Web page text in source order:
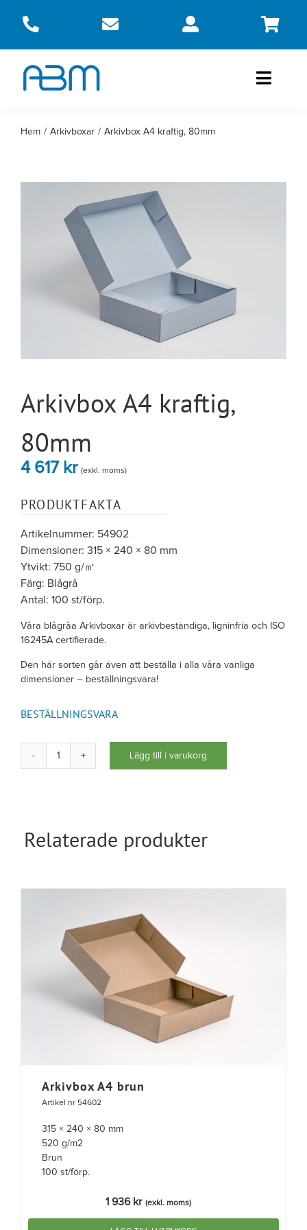
Toggle
Produkter
Webbshop
Hem Arkivboxar Arkivbox A4 kraftig, 80mm
Arkivbox A4 kraftig,
80mm
4 617 kr (exkl. moms)
PRODUKTFAKTA
Artikelnummer: 54902
Dimensioner: 315 × 240 × 80 mm
Ytvikt: 750 g/㎡
Färg: Blågrå
Antal: 100 st/förp.
Våra blågråa Arkivboxar är arkivbeständiga, ligninfria och ISO
16245A certifierade.
Den här sorten går även att beställa i alla våra vanliga
dimensioner – beställningsvara!
BESTÄLLNINGSVARA
Lägg till i varukorg
Relaterade produkter
Arkivbox A4 brun
Artikel nr 54602
315 × 240 × 80 mm
520 g/m2
Brun
100 st/förp.
1 936 kr (exkl. moms)